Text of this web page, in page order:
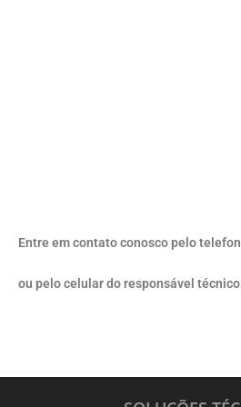
Entre em contato conosco pelo
ou pelo celular do responsável